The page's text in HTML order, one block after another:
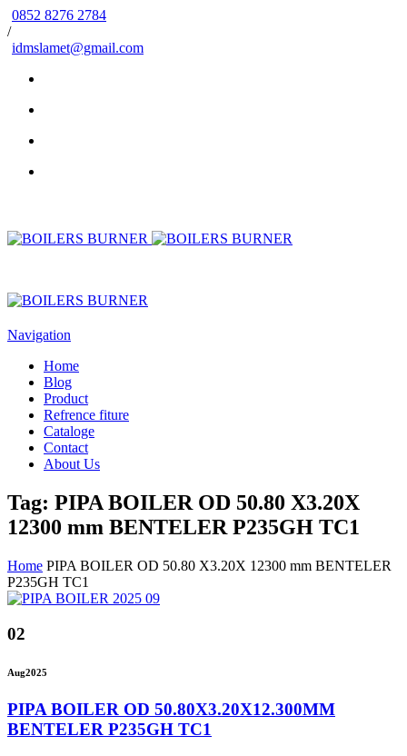
0852 8276 2784
/
idmslamet@gmail.com
Navigation
Home
Blog
Product
Refrence fiture
Cataloge
Contact
About Us
Tag: PIPA BOILER OD 50.80 X3.20X
12300 mm BENTELER P235GH TC1
Home PIPA BOILER OD 50.80 X3.20X 12300 mm BENTELER
P235GH TC1
02
Aug2025
PIPA BOILER OD 50.80X3.20X12.300MM
BENTELER P235GH TC1